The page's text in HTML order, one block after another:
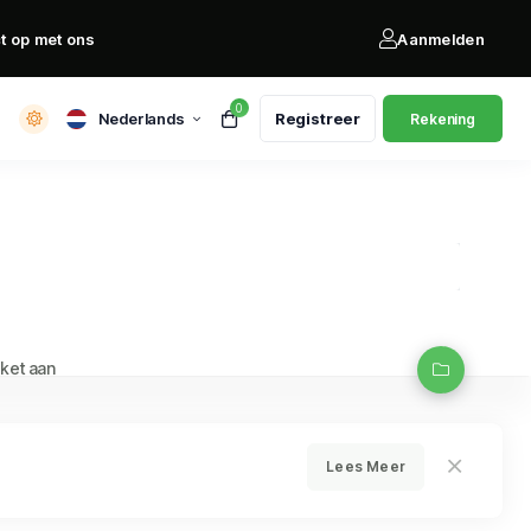
Nederlands
0
Registreer Rekening
op met ons Aanmelden
aan
Lees Meer